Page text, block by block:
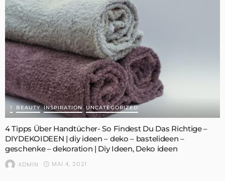
1 BEAUTY INSPIRATION UNCATEGORIZED
4 Tipps Über Handtücher- So Findest Du Das Richtige –
DIYDEKOIDEEN | diy ideen – deko – bastelideen –
geschenke – dekoration | Diy Ideen, Deko ideen
ADMIN MAI 4, 2021